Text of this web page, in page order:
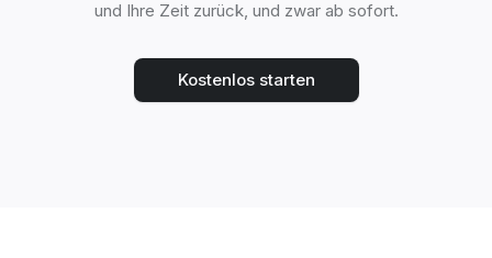
und Ihre Zeit zurück, und zwar ab sofort.
Kostenlos starten